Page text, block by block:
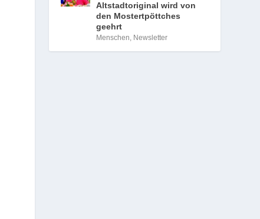
Altstadtoriginal wird von
den Mostertpöttches
geehrt
Menschen, Newsletter